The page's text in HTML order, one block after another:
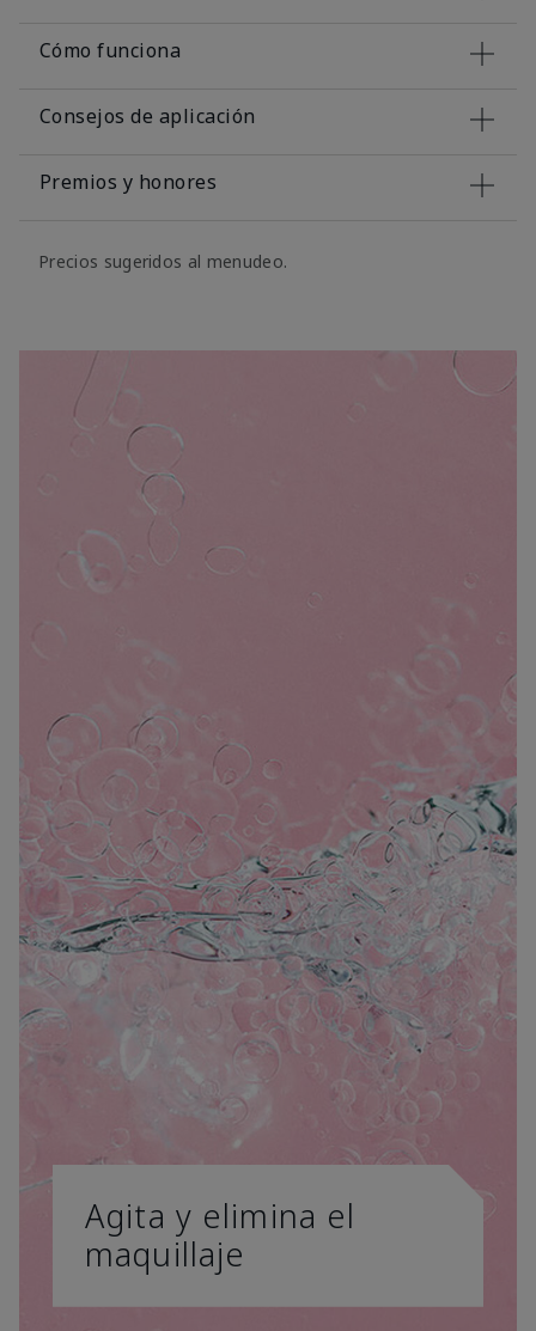
Cómo funciona
Consejos de aplicación
Premios y honores
Precios sugeridos al menudeo.
Agita y elimina el
maquillaje